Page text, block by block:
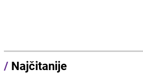
/ Najčitanije